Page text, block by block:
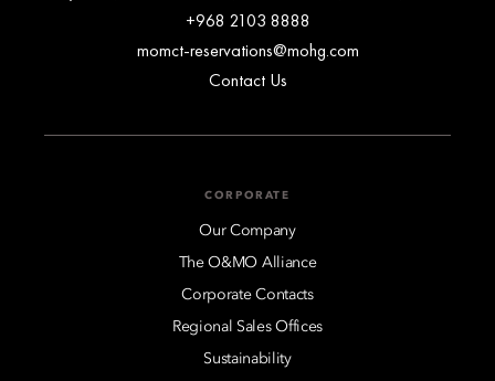
+968 2103 8888
momct-reservations@mohg.com
Contact Us
CORPORATE
Our Company
The O&MO Alliance
Corporate Contacts
Regional Sales Offices
Sustainability